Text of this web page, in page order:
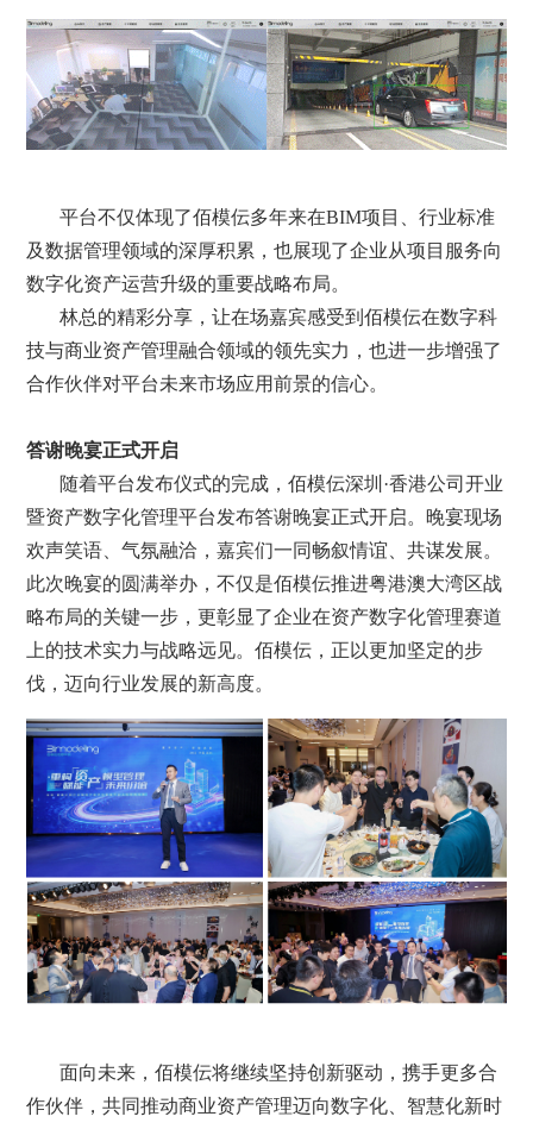
平台不仅体现了佰模伝多年来在BIM项目、行业标准
及数据管理领域的深厚积累，也展现了企业从项目服务向
数字化资产运营升级的重要战略布局。
林总的精彩分享，让在场嘉宾感受到佰模伝在数字科
技与商业资产管理融合领域的领先实力，也进一步增强了
合作伙伴对平台未来市场应用前景的信心。
答谢晚宴正式开启
随着平台发布仪式的完成，佰模伝深圳·香港公司开业
暨资产数字化管理平台发布答谢晚宴正式开启。晚宴现场
欢声笑语、气氛融洽，嘉宾们一同畅叙情谊、共谋发展。
此次晚宴的圆满举办，不仅是佰模伝推进粤港澳大湾区战
略布局的关键一步，更彰显了企业在资产数字化管理赛道
上的技术实力与战略远见。佰模伝，正以更加坚定的步
伐，迈向行业发展的新高度。
面向未来，佰模伝将继续坚持创新驱动，携手更多合
作伙伴，共同推动商业资产管理迈向数字化、智慧化新时